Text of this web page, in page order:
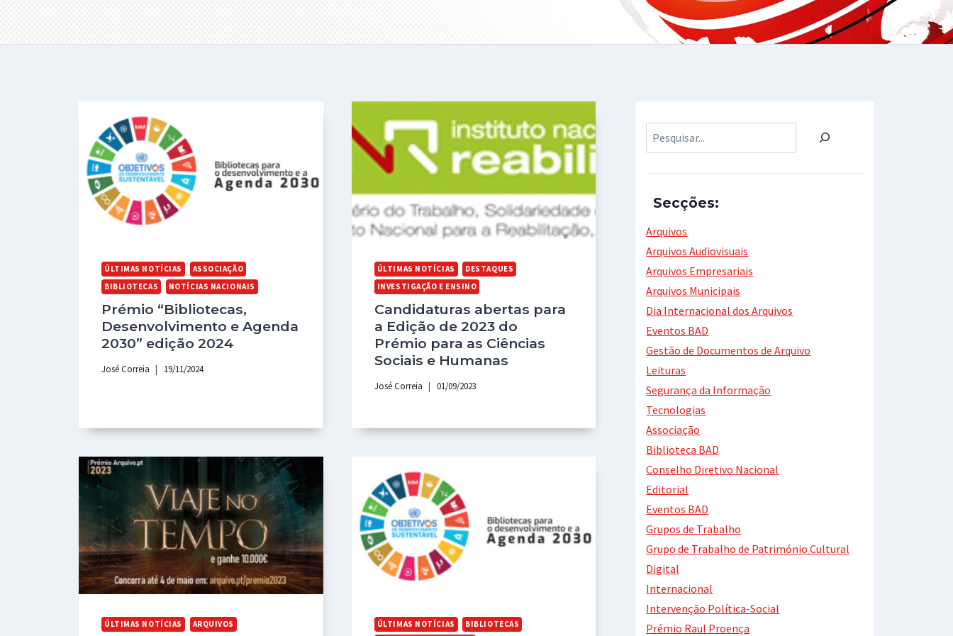
ÚLTIMAS NOTÍCIAS
ASSOCIAÇÃO
BIBLIOTECAS
NOTÍCIAS NACIONAIS
Prémio “Bibliotecas,
Desenvolvimento e Agenda
2030” edição 2024
José Correia 19/11/2024
ÚLTIMAS NOTÍCIAS
DESTAQUES
INVESTIGAÇÃO E ENSINO
Candidaturas abertas para
a Edição de 2023 do
Prémio para as Ciências
Sociais e Humanas
José Correia 01/09/2023
ÚLTIMAS NOTÍCIAS ARQUIVOS ÚLTIMAS NOTÍCIAS
BIBLIOTECAS
Pesquisar
Secções:
Arquivos
Arquivos Audiovisuais
Arquivos Empresariais
Arquivos Municipais
Dia Internacional dos Arquivos
Eventos BAD
Gestão de Documentos de Arquivo
Leituras
Segurança da Informação
Tecnologias
Associação
Biblioteca BAD
Conselho Diretivo Nacional
Editorial
Eventos BAD
Grupos de Trabalho
Grupo de Trabalho de Património Cultural
Digital
Internacional
Intervenção Política-Social
Prémio Raul Proença